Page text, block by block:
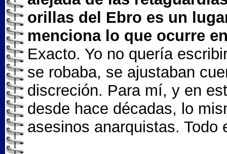
orillas del Ebro es un
menciona lo que ocurre
Exacto. Yo no quería
se robaba, se ajustaban
discreción. Para mí, y en
desde hace décadas, lo
asesinos anarquistas. Todo